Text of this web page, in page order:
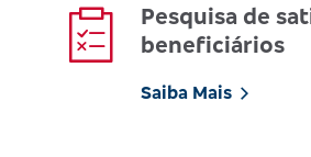
Pesquisa de
beneficiários
Saiba Mais